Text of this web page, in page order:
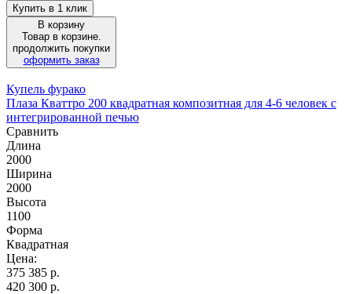
Купить в 1 клик
В корзину
Товар в корзине.
продолжить покупки
оформить заказ
Купель фурако
Плаза Кваттро 200 квадратная композитная для 4-6 человек с
интегрированной печью
Сравнить
Длина
2000
Ширина
2000
Высота
1100
Форма
Квадратная
Цена:
375 385 р.
420 300 р.